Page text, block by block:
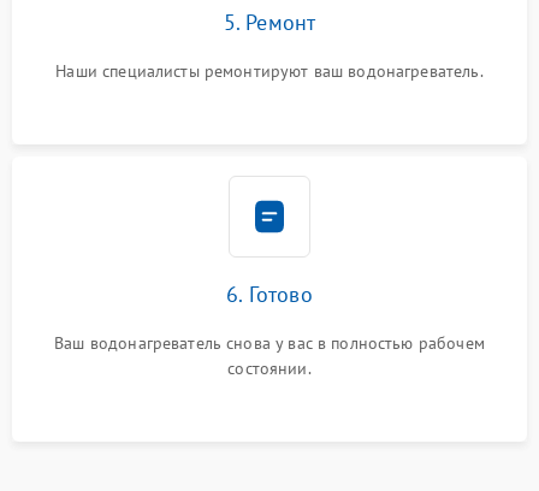
5. Ремонт
Наши специалисты ремонтируют ваш водонагреватель.
6. Готово
Ваш водонагреватель снова у вас в полностью рабочем
состоянии.